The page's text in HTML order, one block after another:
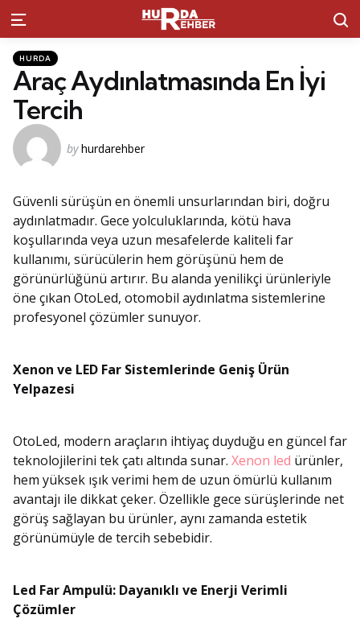
Menu
Kategoriler
Posted
in
HURDA
Araç Aydınlatmasında En İyi
Tercih
Posted
by hurdarehber
Güvenli sürüşün en önemli unsurlarından biri, doğru
aydınlatmadır. Gece yolculuklarında, kötü hava
koşullarında veya uzun mesafelerde kaliteli far
kullanımı, sürücülerin hem görüşünü hem de
görünürlüğünü artırır. Bu alanda yenilikçi ürünleriyle
öne çıkan OtoLed, otomobil aydınlatma sistemlerine
profesyonel çözümler sunuyor.
Xenon ve LED Far Sistemlerinde Geniş Ürün
Yelpazesi
OtoLed, modern araçların ihtiyaç duyduğu en güncel far
teknolojilerini tek çatı altında sunar. Xenon led ürünler,
hem yüksek ışık verimi hem de uzun ömürlü kullanım
avantajı ile dikkat çeker. Özellikle gece sürüşlerinde net
görüş sağlayan bu ürünler, aynı zamanda estetik
görünümüyle de tercih sebebidir.
Led Far Ampulü: Dayanıklı ve Enerji Verimli
Çözümler